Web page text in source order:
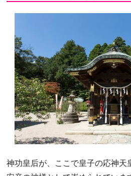
神功皇后が、ここで皇子の応神天